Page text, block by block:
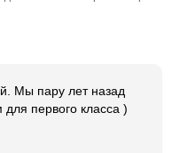
Мы пару лет назад
первого класса )